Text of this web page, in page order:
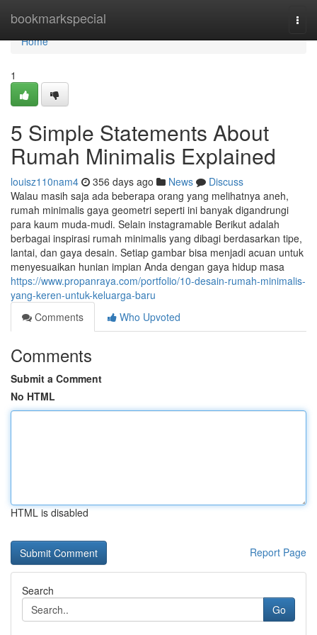
bookmarkspecial
Home
Home
1
5 Simple Statements About
Rumah Minimalis Explained
louisz110nam4 356 days ago News
Discuss
Walau masih saja ada beberapa orang yang melihatnya aneh,
rumah minimalis gaya geometri seperti ini banyak digandrungi
para kaum muda-mudi. Selain instagramable Berikut adalah
berbagai inspirasi rumah minimalis yang dibagi berdasarkan tipe,
lantai, dan gaya desain. Setiap gambar bisa menjadi acuan untuk
menyesuaikan hunian impian Anda dengan gaya hidup masa
https://www.propanraya.com/portfolio/10-desain-rumah-minimalis-
yang-keren-untuk-keluarga-baru
Comments
Who Upvoted
Comments
Submit a Comment
No HTML
HTML is disabled
Report Page
Search
Go